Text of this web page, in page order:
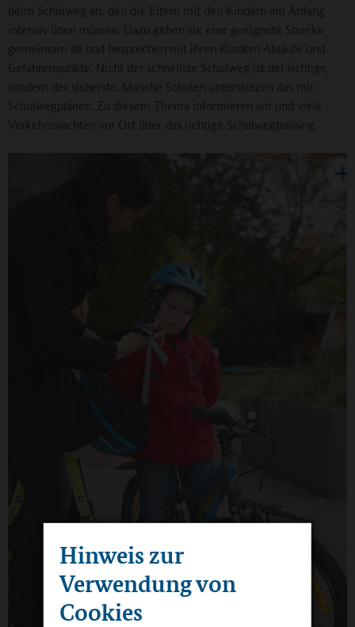
Hinweis zur
Verwendung von
Cookies
beim Schulweg an, den die Eltern mit den Kindern am Anfang
intensiv üben müssen. Dazu gehen sie eine geeignete Strecke
gemeinsam ab und besprechen mit ihren Kindern Abläufe und
Gefahrenpunkte. Nicht der schnellste Schulweg ist der richtige,
sondern der sicherste. Manche Schulen unterstützen das mit
Schulwegplänen. Zu diesem Thema informieren wir und viele
Verkehrswachten vor Ort über das richtige Schulwegtraining.